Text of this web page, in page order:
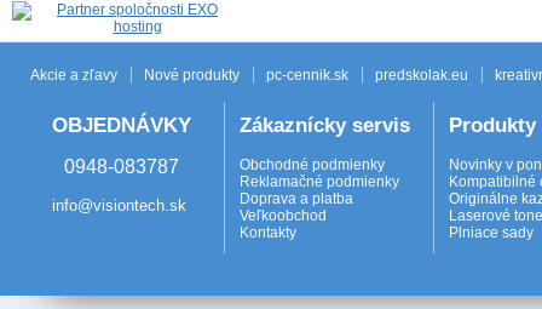
Akcie a zľavy Nové produkty pc-cennik.sk predskolak.eu
OBJEDNÁVKY
0948-083787
info@visiontech.sk
Zákaznícky servis
Obchodné podmienky
Reklamačné podmienky
Doprava a platba
Veľkoobchod
Kontakty
Produkty
Novinky v
Kompatibilné
Originálne
Laserové
Plniace sady